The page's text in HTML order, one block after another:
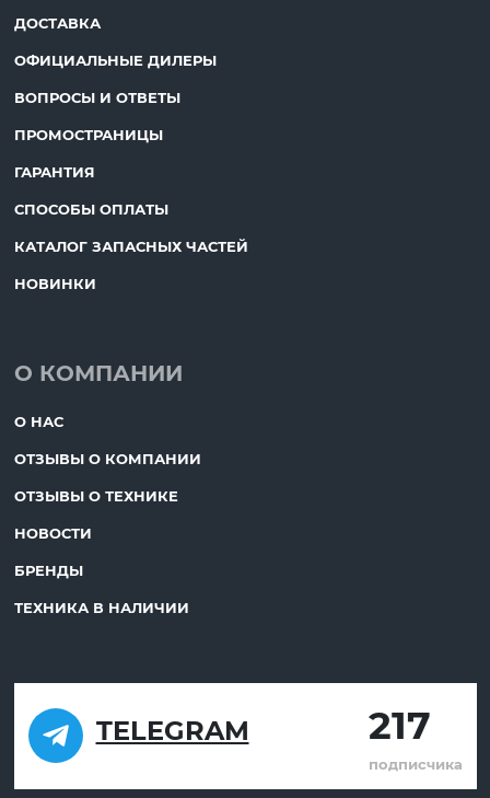
ДОСТАВКА
ОФИЦИАЛЬНЫЕ ДИЛЕРЫ
ВОПРОСЫ И ОТВЕТЫ
ПРОМОСТРАНИЦЫ
ГАРАНТИЯ
СПОСОБЫ ОПЛАТЫ
КАТАЛОГ ЗАПАСНЫХ ЧАСТЕЙ
НОВИНКИ
О КОМПАНИИ
О НАС
ОТЗЫВЫ О КОМПАНИИ
ОТЗЫВЫ О ТЕХНИКЕ
НОВОСТИ
БРЕНДЫ
ТЕХНИКА В НАЛИЧИИ
TELEGRAM 217
подписчика